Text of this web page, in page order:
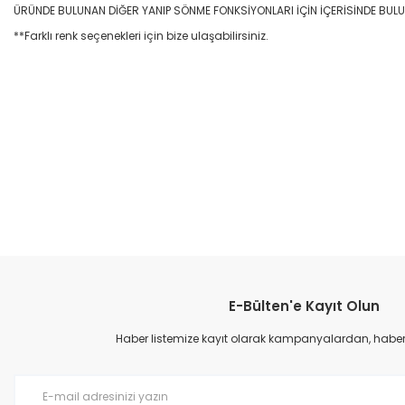
ÜRÜNDE BULUNAN DİĞER YANIP SÖNME FONKSİYONLARI İÇİN İÇERİSİNDE
**Farklı renk seçenekleri için bize ulaşabilirsiniz.
Ürün resmi kalitesiz, bozuk veya görüntülenemiyor.
Ürün açıklamasında eksik bilgiler bulunuyor.
E-Bülten'e Kayıt Olun
Haber listemize kayıt olarak kampanyalardan,